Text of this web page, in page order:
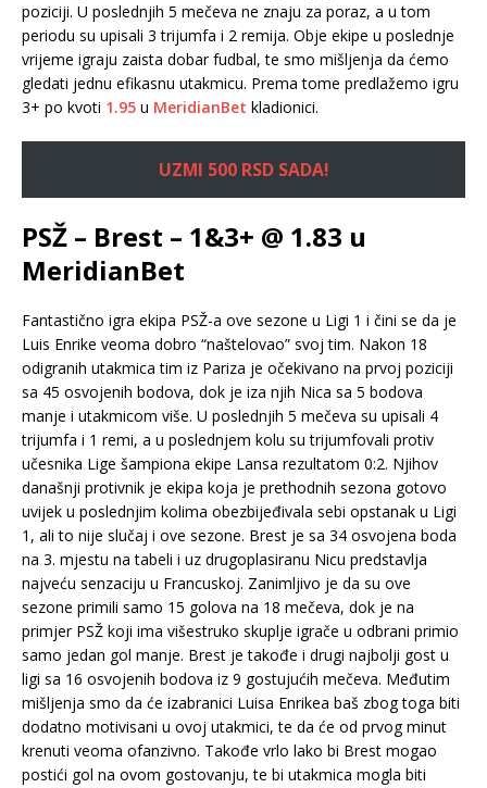
poziciji. U poslednjih 5 mečeva ne znaju za poraz, a u tom
periodu su upisali 3 trijumfa i 2 remija. Obje ekipe u poslednje
vrijeme igraju zaista dobar fudbal, te smo mišljenja da ćemo
gledati jednu efikasnu utakmicu. Prema tome predlažemo igru
3+ po kvoti 1.95 u MeridianBet kladionici.
UZMI 500 RSD SADA!
PSŽ – Brest – 1&3+ @ 1.83 u
MeridianBet
Fantastično igra ekipa PSŽ-a ove sezone u Ligi 1 i čini se da je
Luis Enrike veoma dobro “naštelovao” svoj tim. Nakon 18
odigranih utakmica tim iz Pariza je očekivano na prvoj poziciji
sa 45 osvojenih bodova, dok je iza njih Nica sa 5 bodova
manje i utakmicom više. U poslednjih 5 mečeva su upisali 4
trijumfa i 1 remi, a u poslednjem kolu su trijumfovali protiv
učesnika Lige šampiona ekipe Lansa rezultatom 0:2. Njihov
današnji protivnik je ekipa koja je prethodnih sezona gotovo
uvijek u poslednjim kolima obezbijeđivala sebi opstanak u Ligi
1, ali to nije slučaj i ove sezone. Brest je sa 34 osvojena boda
na 3. mjestu na tabeli i uz drugoplasiranu Nicu predstavlja
najveću senzaciju u Francuskoj. Zanimljivo je da su ove
sezone primili samo 15 golova na 18 mečeva, dok je na
primjer PSŽ koji ima višestruko skuplje igrače u odbrani primio
samo jedan gol manje. Brest je takođe i drugi najbolji gost u
ligi sa 16 osvojenih bodova iz 9 gostujućih mečeva. Međutim
mišljenja smo da će izabranici Luisa Enrikea baš zbog toga biti
dodatno motivisani u ovoj utakmici, te da će od prvog minut
krenuti veoma ofanzivno. Takođe vrlo lako bi Brest mogao
postići gol na ovom gostovanju, te bi utakmica mogla biti